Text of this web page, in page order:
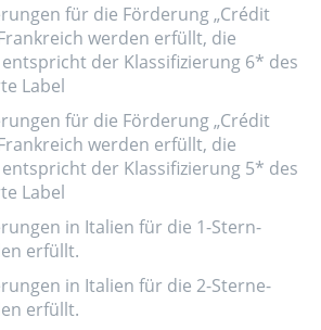
für die Förderung „Crédit
werden erfüllt, die
der Klassifizierung 6* des
Label
für die Förderung „Crédit
werden erfüllt, die
der Klassifizierung 5* des
Label
in Italien für die 1-Stern-
erfüllt.
in Italien für die 2-Sterne-
erfüllt.